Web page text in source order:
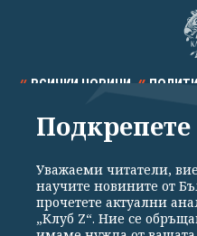
ВСИЧКИ НОВИНИ
СПОРТ КУЛТУРА
Уважаеми читатели,
научите новините от
прочетете актуални
„Клуб Z“. Ние се